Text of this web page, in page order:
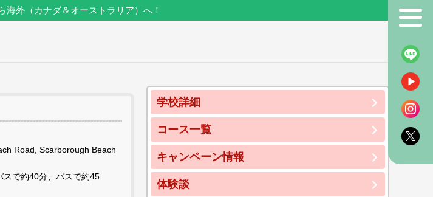
外（カナダ＆オーストラリア）へ！
Road, Scarborough Beach
スで約40分、バスで約45
学校詳細
コース一覧
キャンペーン情報
体験談